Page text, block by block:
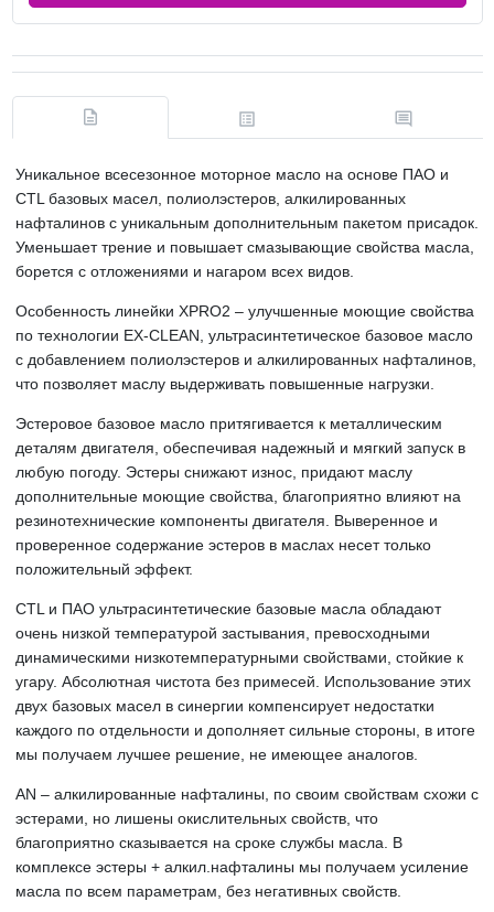
Уникальное всесезонное моторное масло на основе ПАО и
CTL базовых масел, полиолэстеров, алкилированных
нафталинов с уникальным дополнительным пакетом присадок.
Уменьшает трение и повышает смазывающие свойства масла,
борется с отложениями и нагаром всех видов.
Особенность линейки XPRO2 – улучшенные моющие свойства
по технологии EX-CLEAN, ультрасинтетическое базовое масло
с добавлением полиолэстеров и алкилированных нафталинов,
что позволяет маслу выдерживать повышенные нагрузки.
Эстеровое базовое масло притягивается к металлическим
деталям двигателя, обеспечивая надежный и мягкий запуск в
любую погоду. Эстеры снижают износ, придают маслу
дополнительные моющие свойства, благоприятно влияют на
резинотехнические компоненты двигателя. Выверенное и
проверенное содержание эстеров в маслах несет только
положительный эффект.
CTL и ПАО ультрасинтетические базовые масла обладают
очень низкой температурой застывания, превосходными
динамическими низкотемпературными свойствами, стойкие к
угару. Абсолютная чистота без примесей. Использование этих
двух базовых масел в синергии компенсирует недостатки
каждого по отдельности и дополняет сильные стороны, в итоге
мы получаем лучшее решение, не имеющее аналогов.
AN – алкилированные нафталины, по своим свойствам схожи с
эстерами, но лишены окислительных свойств, что
благоприятно сказывается на сроке службы масла. В
комплексе эстеры + алкил.нафталины мы получаем усиление
масла по всем параметрам, без негативных свойств.